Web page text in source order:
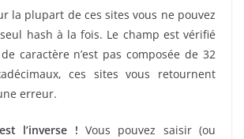
la plupart de ces sites vous ne pouvez
hash à la fois. Le champ est vérifié
caractère n’est pas composée de 32
ces sites vous retournent
erreur.
l’inverse ! Vous pouvez saisir (ou